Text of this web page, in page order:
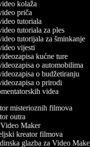
kolaža
priča
tutoriala
tutoriala za ples
tutorijala za šminkanje
vijesti
kućne ture
o automobilima
o budžetiranju
o prirodi
videa
misterioznih filmova
outra
Maker
kreator filmova
glazba za Video Maker